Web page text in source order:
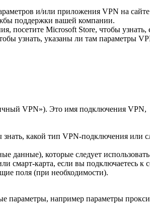
и/или приложения VPN на сайте
поддержки вашей компании.
посетите Microsoft Store, чтобы узнать,
узнать, указаны ли там параметры
VPN»). Это имя подключения VPN,
знать, какой тип VPN-подключения или
данные), которые следует
смарт-карта, если вы подключаетесь к
поля (при необходимости).
параметры, например параметры